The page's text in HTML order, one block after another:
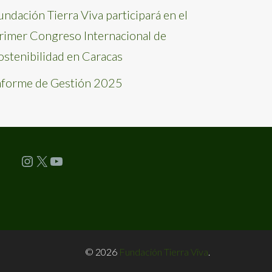
Tierra Viva participará en el
Congreso Internacional de
en Caracas
de Gestión 2025
Instagram X YouTube
© 2026 Fundación Tierra Viva.